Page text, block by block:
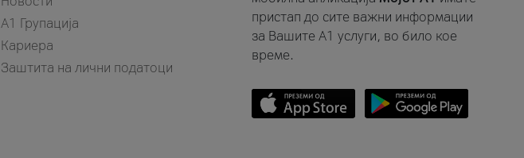
А1 Групација
Кариера
Заштита на лични податоци
пристап до сите важни информации
за Вашите A1 услуги, во било кое
време.